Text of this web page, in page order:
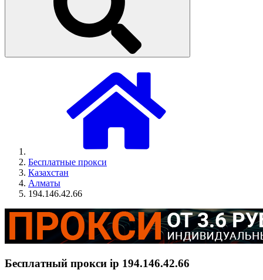
Бесплатные прокси
Казахстан
Алматы
194.146.42.66
Бесплатный прокси ip 194.146.42.66